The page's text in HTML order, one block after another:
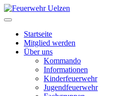
Startseite
Mitglied werden
Über uns
Kommando
Informationen
Kinderfeuerwehr
Jugendfeuerwehr